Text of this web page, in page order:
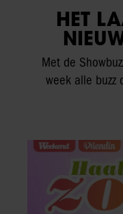
HET
Met de
week alle buzz